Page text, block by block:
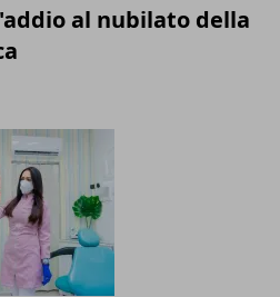
al nubilato della